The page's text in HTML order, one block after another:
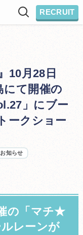
RECRUIT
10月28日
にて開催の
」にブー
ークショー
お知らせ
の「マチ★
レーンが